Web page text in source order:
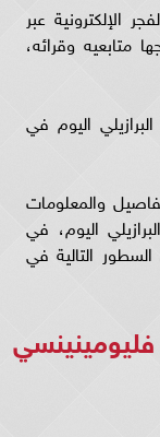
الإلكترونية عبر
متابعيه وقرائه،
اليوم في
والمعلومات
اليوم، في
2023، من خلال السطور التالية في